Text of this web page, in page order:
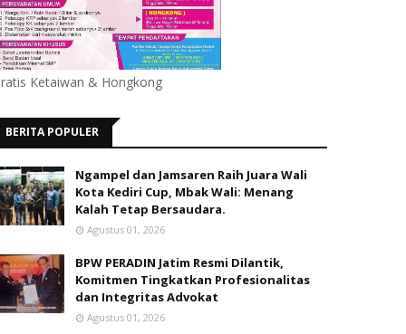
Ketaiwan & Hongkong
BERITA POPULER
Ngampel dan Jamsaren Raih Juara Wali
Kota Kediri Cup, Mbak Wali: Menang
Kalah Tetap Bersaudara.
Agustus 01, 2026
BPW PERADIN Jatim Resmi Dilantik,
Komitmen Tingkatkan Profesionalitas
dan Integritas Advokat
Agustus 01, 2026